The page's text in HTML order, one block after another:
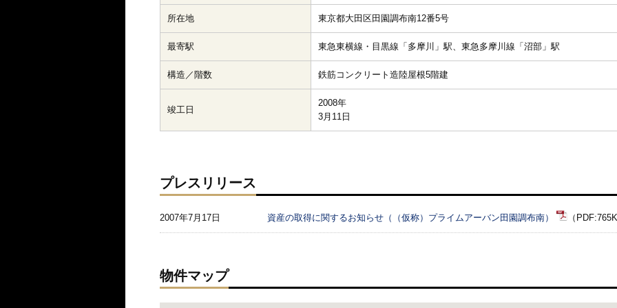
所在地 東京都大田区田園調布南12番5号
最寄駅 東急東横線・目黒線「多摩川」駅、東急多摩川線「沼部」駅
構造／階数 鉄筋コンクリート造陸屋根5階建
竣工日
2008年
3月11日
プレスリリース
2007年7月17日 資産の取得に関するお知らせ（（仮称）プライムアーバン田園調布南） （
物件マップ